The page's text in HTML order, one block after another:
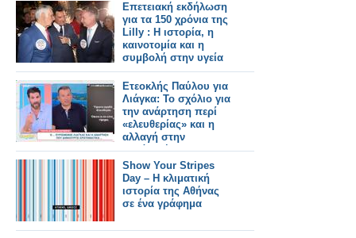
Επετειακή εκδήλωση
για τα 150 χρόνια της
Lilly : Η ιστορία, η
καινοτομία και η
συμβολή στην υγεία
Ετεοκλής Παύλου για
Λιάγκα: Το σχόλιο για
την ανάρτηση περί
«ελευθερίας» και η
αλλαγή στην
εμφάνισή του
Show Your Stripes
Day – Η κλιματική
ιστορία της Αθήνας
σε ένα γράφημα